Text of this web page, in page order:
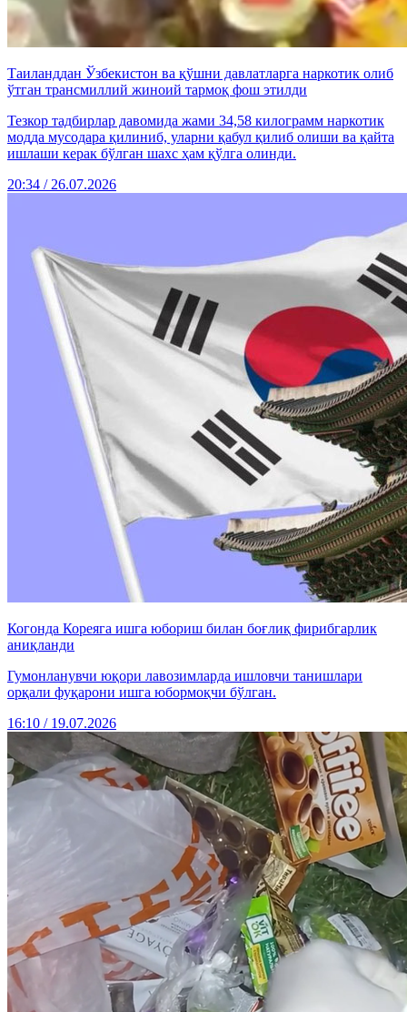
Таиланддан Ўзбекистон ва қўшни давлатларга наркотик олиб
ўтган трансмиллий жиноий тармоқ фош этилди
Тезкор тадбирлар давомида жами 34,58 килограмм наркотик
модда мусодара қилиниб, уларни қабул қилиб олиши ва қайта
ишлаши керак бўлган шахс ҳам қўлга олинди.
20:34 / 26.07.2026
Когонда Кореяга ишга юбориш билан боғлиқ фирибгарлик
аниқланди
Гумонланувчи юқори лавозимларда ишловчи танишлари
орқали фуқарони ишга юбормоқчи бўлган.
16:10 / 19.07.2026